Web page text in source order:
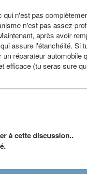
qui n'est pas
n'est pas assez
après avoir
assure l'étanchéité. Si
réparateur automobile
efficace (tu seras sure
à cette discussion..